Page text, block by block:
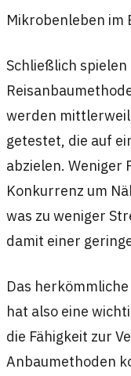
Mikrobenleben im
Schließlich
werden
getestet, die auf
abzielen. Weniger
Konkurrenz um
was zu weniger
damit einer
Das
hat also eine
die Fähigkeit zur
Anbaumethoden